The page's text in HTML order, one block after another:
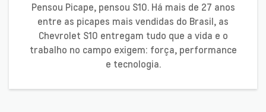
Pensou Picape, pensou S10. Há mais de 27 anos
entre as picapes mais vendidas do Brasil, as
Chevrolet S10 entregam tudo que a vida e o
trabalho no campo exigem: força, performance
e tecnologia.